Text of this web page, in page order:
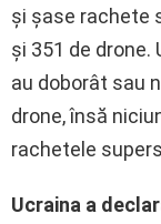
și șase rachete
și 351 de
au doborât sau
drone, însă
rachetele
Ucraina a